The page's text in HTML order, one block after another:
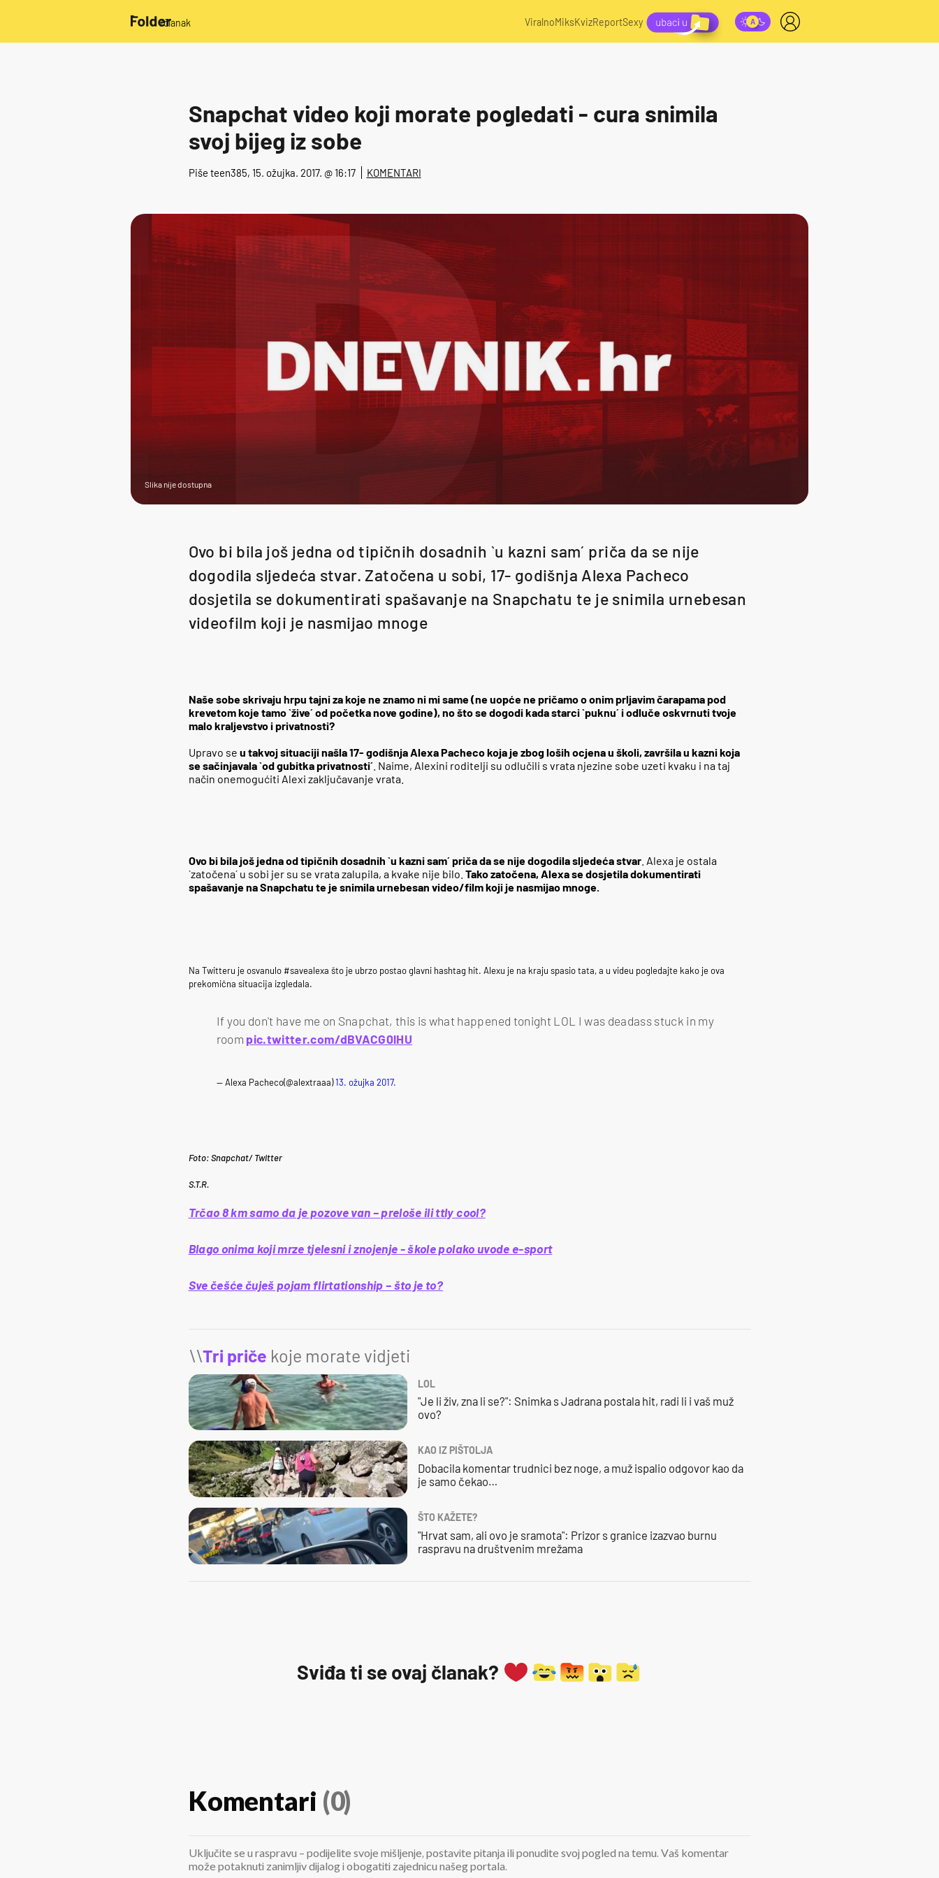
/članak ViralnoMiksKvizReportSexy
Snapchat video koji morate pogledati - cura snimila
svoj bijeg iz sobe
Piše teen385, 15. ožujka. 2017. @ 16:17 KOMENTARI
Slika nije dostupna
Ovo bi bila još jedna od tipičnih dosadnih `u kazni sam´ priča da se nije
dogodila sljedeća stvar. Zatočena u sobi, 17- godišnja Alexa Pacheco
dosjetila se dokumentirati spašavanje na Snapchatu te je snimila urnebesan
videofilm koji je nasmijao mnoge
Naše sobe skrivaju hrpu tajni za koje ne znamo ni mi same (ne uopće ne pričamo o onim prljavim čarapama pod
krevetom koje tamo `žive´ od početka nove godine), no što se dogodi kada starci `puknu´ i odluče oskvrnuti tvoje
malo kraljevstvo i privatnosti?
Upravo se u takvoj situaciji našla 17- godišnja Alexa Pacheco koja je zbog loših ocjena u školi, završila u kazni koja
se sačinjavala `od gubitka privatnosti´. Naime, Alexini roditelji su odlučili s vrata njezine sobe uzeti kvaku i na taj
način onemogućiti Alexi zaključavanje vrata.
Ovo bi bila još jedna od tipičnih dosadnih `u kazni sam´ priča da se nije dogodila sljedeća stvar. Alexa je ostala
`zatočena´ u sobi jer su se vrata zalupila, a kvake nije bilo. Tako zatočena, Alexa se dosjetila dokumentirati
spašavanje na Snapchatu te je snimila urnebesan video/film koji je nasmijao mnoge.
Na Twitteru je osvanulo #savealexa što je ubrzo postao glavni hashtag hit. Alexu je na kraju spasio tata, a u videu pogledajte kako je ova
prekomična situacija izgledala.
If you don't have me on Snapchat, this is what happened tonight LOL I was deadass stuck in my
room pic.twitter.com/dBVACG0lHU
— Alexa Pacheco(@alextraaa)13. ožujka 2017.
Foto: Snapchat/ Twitter
S.T.R.
Trčao 8 km samo da je pozove van – preloše ili ttly cool?
Blago onima koji mrze tjelesni i znojenje - škole polako uvode e-sport
Sve češće čuješ pojam flirtationship – što je to?
\\Tri priče koje morate vidjeti
LOL
"Je li živ, zna li se?": Snimka s Jadrana postala hit, radi li i vaš muž
ovo?
KAO IZ PIŠTOLJA
Dobacila komentar trudnici bez noge, a muž ispalio odgovor kao da
je samo čekao…
ŠTO KAŽETE?
"Hrvat sam, ali ovo je sramota": Prizor s granice izazvao burnu
raspravu na društvenim mrežama
Sviđa ti se ovaj članak?
Komentari (0)
Uključite se u raspravu – podijelite svoje mišljenje, postavite pitanja ili ponudite svoj pogled na temu. Vaš komentar
može potaknuti zanimljiv dijalog i obogatiti zajednicu našeg portala.